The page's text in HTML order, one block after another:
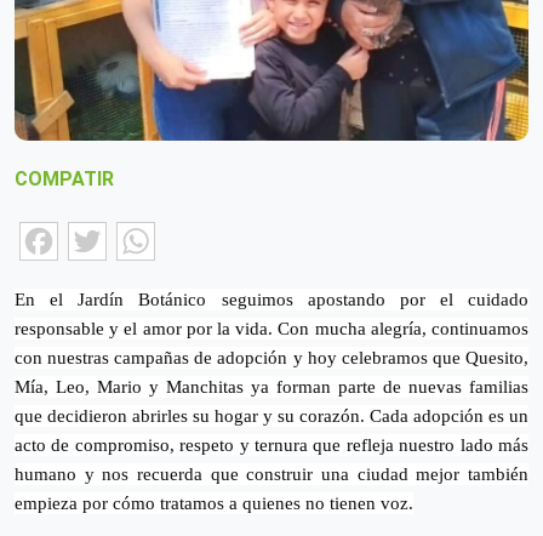
COMPATIR
Facebook
Twitter
En el Jardín Botánico seguimos apostando por el cuidado
responsable y el amor por la vida. Con mucha alegría, continuamos
con nuestras campañas de adopción y hoy celebramos que Quesito,
Mía, Leo, Mario y Manchitas ya forman parte de nuevas familias
que decidieron abrirles su hogar y su corazón. Cada adopción es un
acto de compromiso, respeto y ternura que refleja nuestro lado más
humano y nos recuerda que construir una ciudad mejor también
empieza por cómo tratamos a quienes no tienen voz.